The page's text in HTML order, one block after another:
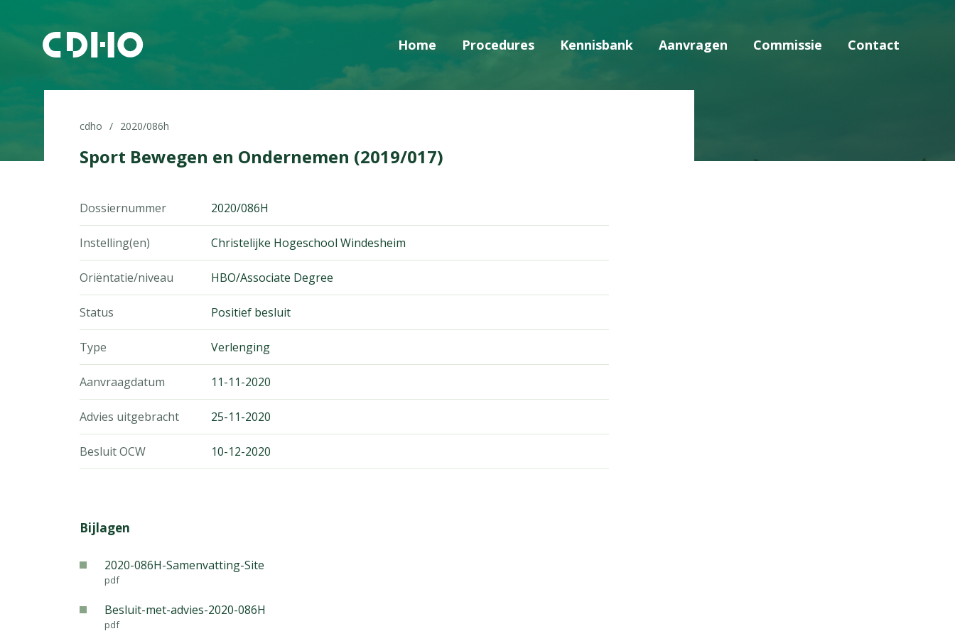
Home Procedures Kennisbank Aanvragen Commissie Contact
cdho 2020/086h
Sport Bewegen en Ondernemen (2019/017)
Dossiernummer 2020/086H
Instelling(en) Christelijke Hogeschool Windesheim
Oriëntatie/niveau HBO/Associate Degree
Status Positief besluit
Type Verlenging
Aanvraagdatum 11-11-2020
Advies uitgebracht 25-11-2020
Besluit OCW 10-12-2020
Bijlagen
2020-086H-Samenvatting-Site
pdf
Besluit-met-advies-2020-086H
pdf